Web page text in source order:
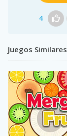
4
Juegos Similares